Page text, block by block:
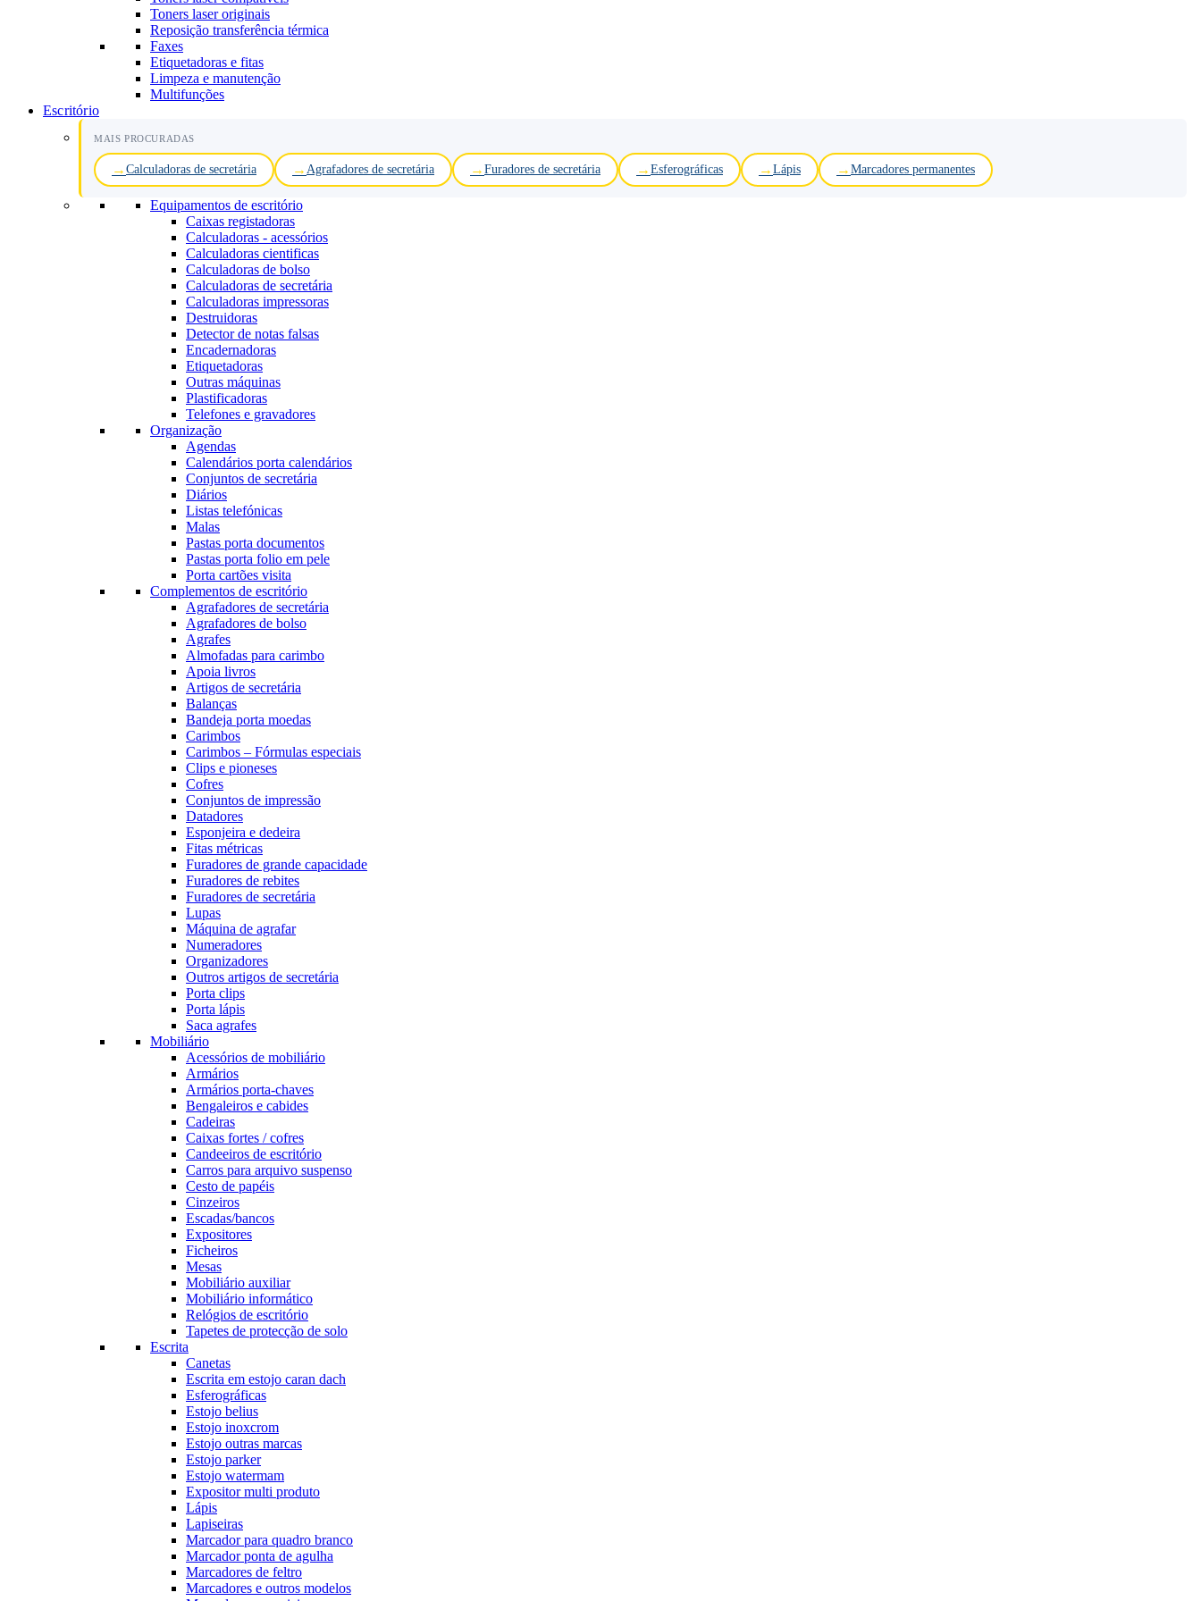
Toners laser originais
Reposição transferência térmica
Faxes
Etiquetadoras e fitas
Limpeza e manutenção
Multifunções
Escritório
MAIS PROCURADAS
Calculadoras de secretária Agrafadores de secretária Furadores de secretária Esferográficas Lápis Marcadores permanentes
Equipamentos de escritório
Caixas registadoras
Calculadoras - acessórios
Calculadoras cientificas
Calculadoras de bolso
Calculadoras de secretária
Calculadoras impressoras
Destruidoras
Detector de notas falsas
Encadernadoras
Etiquetadoras
Outras máquinas
Plastificadoras
Telefones e gravadores
Organização
Agendas
Calendários porta calendários
Conjuntos de secretária
Diários
Listas telefónicas
Malas
Pastas porta documentos
Pastas porta folio em pele
Porta cartões visita
Complementos de escritório
Agrafadores de secretária
Agrafadores de bolso
Agrafes
Almofadas para carimbo
Apoia livros
Artigos de secretária
Balanças
Bandeja porta moedas
Carimbos
Carimbos – Fórmulas especiais
Clips e pioneses
Cofres
Conjuntos de impressão
Datadores
Esponjeira e dedeira
Fitas métricas
Furadores de grande capacidade
Furadores de rebites
Furadores de secretária
Lupas
Máquina de agrafar
Numeradores
Organizadores
Outros artigos de secretária
Porta clips
Porta lápis
Saca agrafes
Mobiliário
Acessórios de mobiliário
Armários
Armários porta-chaves
Bengaleiros e cabides
Cadeiras
Caixas fortes / cofres
Candeeiros de escritório
Carros para arquivo suspenso
Cesto de papéis
Cinzeiros
Escadas/bancos
Expositores
Ficheiros
Mesas
Mobiliário auxiliar
Mobiliário informático
Relógios de escritório
Tapetes de protecção de solo
Escrita
Canetas
Escrita em estojo caran dach
Esferográficas
Estojo belius
Estojo inoxcrom
Estojo outras marcas
Estojo parker
Estojo watermam
Expositor multi produto
Lápis
Lapiseiras
Marcador para quadro branco
Marcador ponta de agulha
Marcadores de feltro
Marcadores e outros modelos